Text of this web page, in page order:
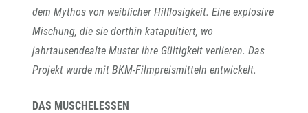
dem Mythos von weiblicher Hilflosigkeit. Eine explosive
Mischung, die sie dorthin katapultiert, wo
jahrtausendealte Muster ihre Gültigkeit verlieren. Das
Projekt wurde mit BKM-Filmpreismitteln entwickelt.
DAS MUSCHELESSEN